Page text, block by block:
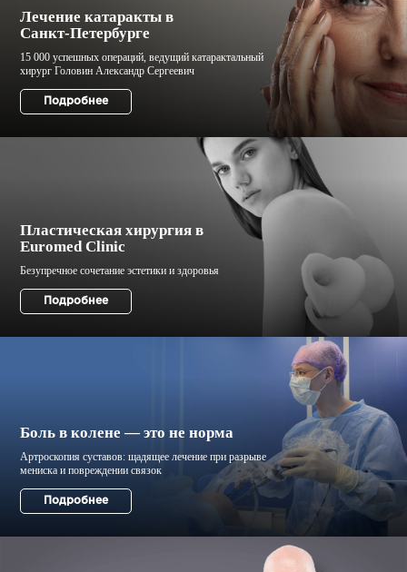
Лечение катаракты в
Санкт-Петербурге
Пластическая хирургия в
Euromed Clinic
Боль в колене — это не норма